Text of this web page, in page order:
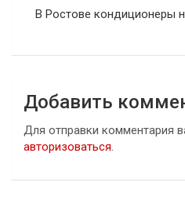
В Ростове кондиционеры
Добавить
Для отправки комментария
авторизоваться.